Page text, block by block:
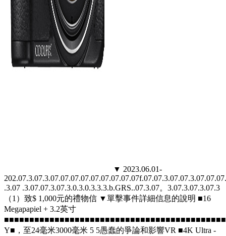
▼ 2023.06.01-
.3.07 .3.07.07.3.07.3.0.3.0.3.3.3.b.GRS..07.3.07。3.07.3.07.3.07.3
（1）致$ 1,000元的禮物信 ▼單擊事件詳細信息的說明 ■16
Megapapiel + 3.2英寸
Y■，至24毫米3000毫米 5 5愚蠢的爭論和影響VR ■4K Ultra -